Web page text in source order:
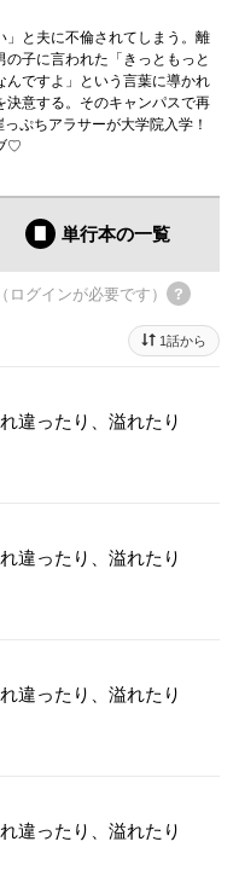
」と夫に不倫されてしまう。離
子に言われた「きっともっと
んですよ」という言葉に導かれ
決意する。そのキャンパスで再
ぷちアラサーが大学院入学！
♡
単行本の一覧
ログインが必要です）
1話から
違ったり、溢れたり
違ったり、溢れたり
違ったり、溢れたり
違ったり、溢れたり